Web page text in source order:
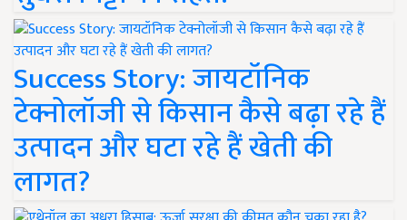
Success Story: जायटॉनिक
टेक्नोलॉजी से किसान कैसे बढ़ा रहे हैं
उत्पादन और घटा रहे हैं खेती की
लागत?